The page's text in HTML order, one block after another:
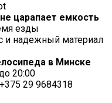
царапает емкость
езды
надежный материал
в Минске
20:00
29 9684318